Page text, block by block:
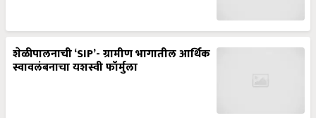
स्वावलंबनाचा यशस्वी फॉर्मुला